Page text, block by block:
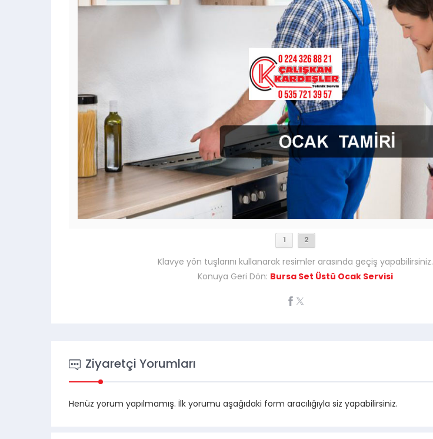
1 2
Klavye yön tuşlarını kullanarak resimler arasında geçiş yapabilirsiniz.
Konuya Geri Dön: Bursa Set Üstü Ocak Servisi
Ziyaretçi Yorumları
Henüz yorum yapılmamış. İlk yorumu aşağıdaki form aracılığıyla siz yapabilirsiniz.